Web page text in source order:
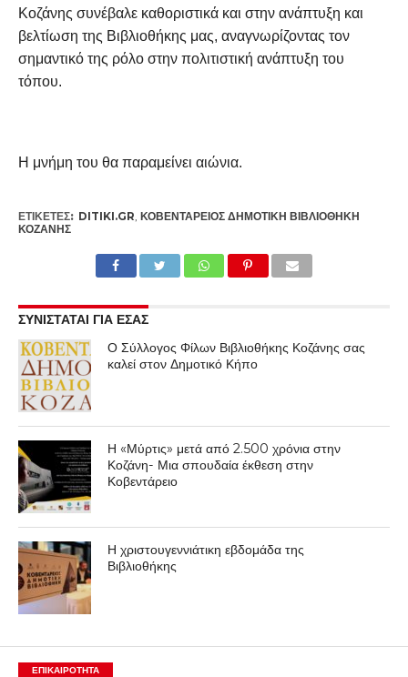
Κοζάνης συνέβαλε καθοριστικά και στην ανάπτυξη και
βελτίωση της Βιβλιοθήκης μας, αναγνωρίζοντας τον
σημαντικό της ρόλο στην πολιτιστική ανάπτυξη του
τόπου.
Η μνήμη του θα παραμείνει αιώνια.
ΕΤΙΚΕΤΕΣ: DITIKI.GR, ΚΟΒΕΝΤΆΡΕΙΟΣ ΔΗΜΟΤΙΚΉ ΒΙΒΛΙΟΘΉΚΗ
ΚΟΖΆΝΗΣ
ΣΥΝΙΣΤΑΤΑΙ ΓΙΑ ΕΣΑΣ
Ο Σύλλογος Φίλων Βιβλιοθήκης Κοζάνης σας
καλεί στον Δημοτικό Κήπο
Η «Μύρτις» μετά από 2.500 χρόνια στην
Κοζάνη- Μια σπουδαία έκθεση στην
Κοβεντάρειο
Η χριστουγεννιάτικη εβδομάδα της
Βιβλιοθήκης
ΕΠΙΚΑΙΡΟΤΗΤΑ